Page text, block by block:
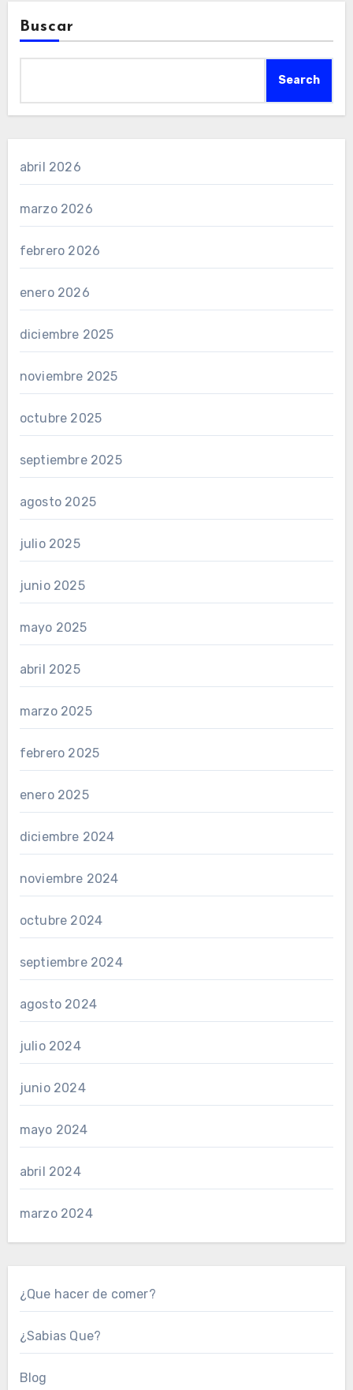
Buscar
Search
abril 2026
marzo 2026
febrero 2026
enero 2026
diciembre 2025
noviembre 2025
octubre 2025
septiembre 2025
agosto 2025
julio 2025
junio 2025
mayo 2025
abril 2025
marzo 2025
febrero 2025
enero 2025
diciembre 2024
noviembre 2024
octubre 2024
septiembre 2024
agosto 2024
julio 2024
junio 2024
mayo 2024
abril 2024
marzo 2024
¿Que hacer de comer?
¿Sabias Que?
Blog